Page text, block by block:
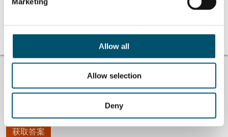
Allow all
Allow selection
Deny
Episode 59: What
automatically?
我们回答您关于玻璃加工的问题。将您遇到的困难告诉我们，我们一
定尽全力帮助您。
获取答案